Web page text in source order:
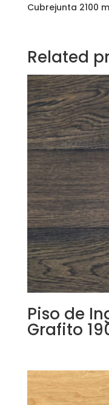
Cubrejunta 2100
Related
Piso de
Grafito